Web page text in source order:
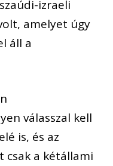
izraeli
amelyet úgy
áll a
válasszal kell
is, és az
csak a kétállami